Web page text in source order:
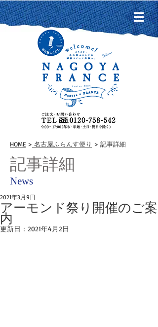
HOME > 名古屋ふらんす便り > 記事詳細
記事詳細
News
アーモンド祭り開催のご案
内
2021年3月9日
更新日： 2021年4月2日